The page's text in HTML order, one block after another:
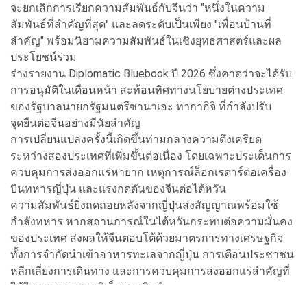
จะยกเลิกการเรียกความสัมพันธ์กับจีนว่า "หนึ่งในความ
สัมพันธ์ที่สำคัญที่สุด" และลดระดับเป็นเพียง "เพื่อนบ้านที่
สำคัญ" พร้อมนิยามความสัมพันธ์ในเชิงยุทธศาสตร์และผล
ประโยชน์ร่วม
ร่างรายงาน Diplomatic Bluebook ปี 2026 ซึ่งคาดว่าจะได้รับ
การอนุมัติในเดือนหน้า สะท้อนทิศทางนโยบายต่างประเทศ
ของรัฐบาลนายกรัฐมนตรีซานาเอะ ทากาอิจิ ที่กำลังปรับ
จุดยืนต่อจีนอย่างมีนัยสำคัญ
การเปลี่ยนแปลงครั้งนี้เกิดขึ้นท่ามกลางความตึงเครียด
ระหว่างสองประเทศที่เพิ่มขึ้นต่อเนื่อง โดยเฉพาะประเด็นการ
ควบคุมการส่งออกแร่หายาก เหตุการณ์ล็อกเรดาร์ต่อเครื่อง
บินทหารญี่ปุ่น และแรงกดดันของจีนต่อไต้หวัน
ความสัมพันธ์ยิ่งถดถอยหลังจากญี่ปุ่นส่งสัญญาณพร้อมใช้
กำลังทหาร หากสถานการณ์ในไต้หวันกระทบต่อความมั่นคง
ของประเทศ ส่งผลให้จีนตอบโต้ด้วยมาตรการทางเศรษฐกิจ
ทั้งการจำกัดนำเข้าอาหารทะเลจากญี่ปุ่น การเตือนประชาชน
หลีกเลี่ยงการเดินทาง และการควบคุมการส่งออกแร่สำคัญที่